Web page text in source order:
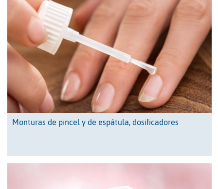
Monturas de pincel y de espátula, dosificadores